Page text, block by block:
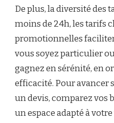
De plus, la diversité des
moins de 24h, les tarifs
promotionnelles
vous soyez particulier
gagnez en sérénité, en
efficacité. Pour avancer
un devis, comparez vos
un espace adapté à